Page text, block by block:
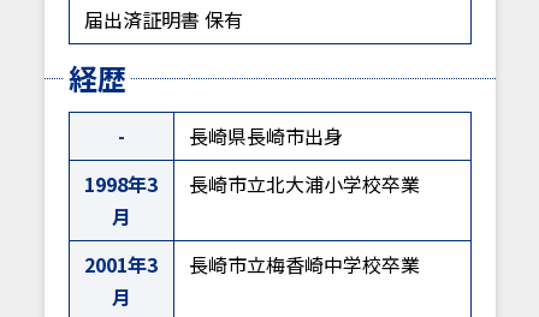
届出済証明書 保有
経歴
-
長崎県長崎市出身
1998年3
月
長崎市立北大浦小学校卒業
2001年3
月
長崎市立梅香崎中学校卒業